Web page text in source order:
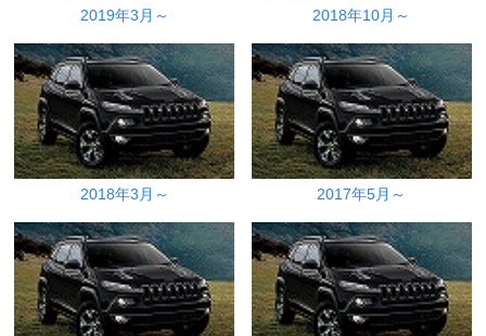
2019年3月～ 2018年10月～
2018年3月～ 2017年5月～